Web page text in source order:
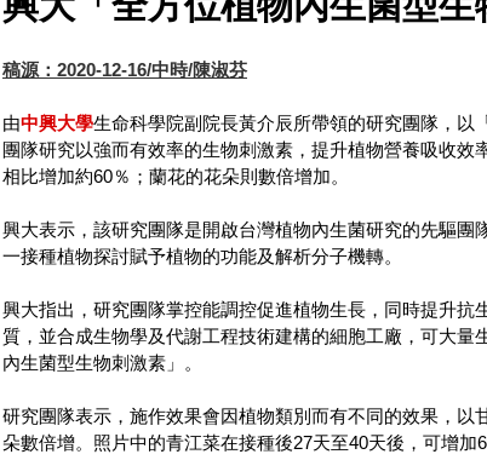
稿源：2020-12-16/中時/陳淑芬
由中興大學生命科學院副院長黃介辰所帶領的研究團隊，
團隊研究以強而有效率的生物刺激素，提升植物營養吸收
相比增加約60％；蘭花的花朵則數倍增加。
興大表示，該研究團隊是開啟台灣植物內生菌研究的先驅
一接種植物探討賦予植物的功能及解析分子機轉。
興大指出，研究團隊掌控能調控促進植物生長，同時提升
質，並合成生物學及代謝工程技術建構的細胞工廠，可大
內生菌型生物刺激素」。
研究團隊表示，施作效果會因植物類別而有不同的效果，
朵數倍增。照片中的青江菜在接種後27天至40天後，可增加